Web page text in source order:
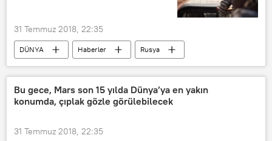
31 Temmuz 2018, 22:35
DÜNYA Haberler
Rusya
Orta Afrika Cumhuriyeti
Gazeteciler
Bu gece, Mars son 15 yılda Dünya’ya en yakın
konumda, çıplak gözle görülebilecek
31 Temmuz 2018, 22:35